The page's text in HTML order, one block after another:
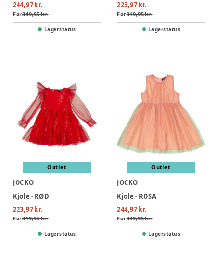
244,97 kr.
Før349,95 kr.
Lagerstatus
223,97 kr.
Før319,95 kr.
Lagerstatus
Outlet
JOCKO
Kjole - RØD
223,97 kr.
Før319,95 kr.
Lagerstatus
Outlet
JOCKO
Kjole - ROSA
244,97 kr.
Før349,95 kr.
Lagerstatus